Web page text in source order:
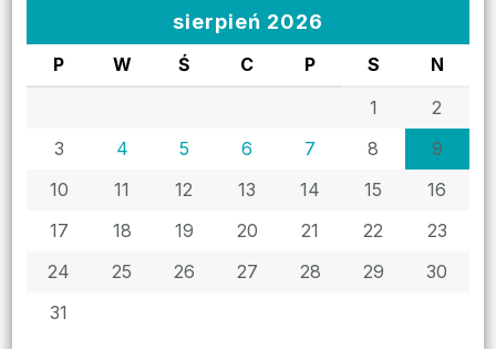
sierpień 2026
P W Ś C P S
N
1
2
3
4 5 6 7 8
9
10
11 12 13 14 15
16
17
18 19 20 21 22
23
24
25 26 27 28 29
30
31